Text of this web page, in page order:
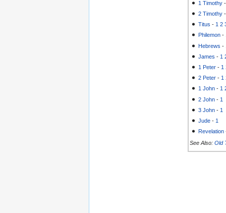
1 Timothy
2 Timothy
Titus - 1 2
Philemon -
Hebrews -
James - 1
1 Peter - 1
2 Peter - 1
1 John -1
2 John - 1
3 John - 1
Jude - 1
Revelation
See Also: Old